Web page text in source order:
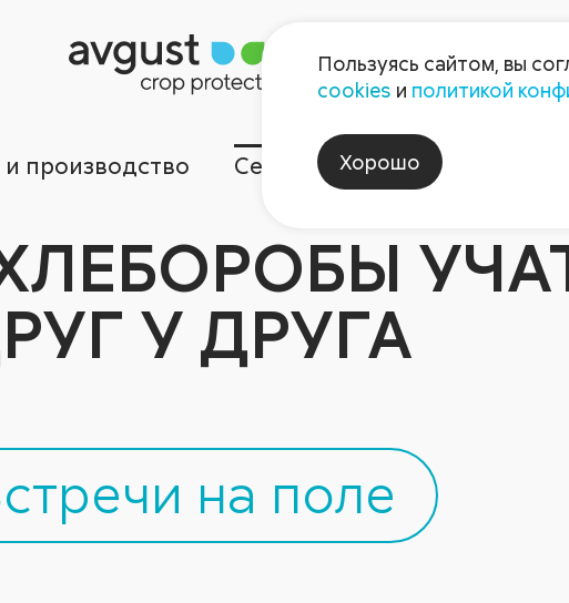
и производство Сервисы Компания
У ДРУГА
на поле
Пользуясь сайтом, вы
cookies и политикой
Хорошо